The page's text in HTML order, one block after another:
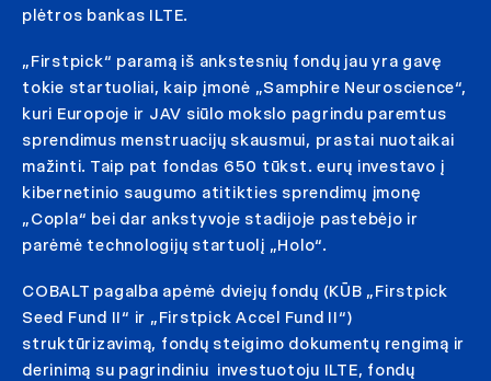
plėtros bankas ILTE.
„Firstpick“ paramą iš ankstesnių fondų jau yra gavę
tokie startuoliai, kaip įmonė „Samphire Neuroscience“,
kuri Europoje ir JAV siūlo mokslo pagrindu paremtus
sprendimus menstruacijų skausmui, prastai nuotaikai
mažinti. Taip pat fondas 650 tūkst. eurų investavo į
kibernetinio saugumo atitikties sprendimų įmonę
„Copla“ bei dar ankstyvoje stadijoje pastebėjo ir
parėmė technologijų startuolį „Holo“.
COBALT pagalba apėmė dviejų fondų (KŪB „Firstpick
Seed Fund II“ ir „Firstpick Accel Fund II“)
struktūrizavimą, fondų steigimo dokumentų rengimą ir
derinimą su pagrindiniu investuotoju ILTE, fondų